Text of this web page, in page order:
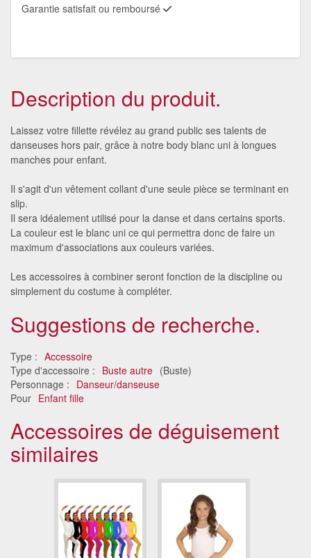
Garantie satisfait ou remboursé
Description du produit.
Laissez votre fillette révélez au grand public ses talents de
danseuses hors pair, grâce à notre body blanc uni à longues
manches pour enfant.
Il s'agit d'un vêtement collant d'une seule pièce se terminant en
slip.
Il sera idéalement utilisé pour la danse et dans certains sports.
La couleur est le blanc uni ce qui permettra donc de faire un
maximum d'associations aux couleurs variées.
Les accessoires à combiner seront fonction de la discipline ou
simplement du costume à compléter.
Suggestions de recherche.
Type : Accessoire
Type d'accessoire : Buste autre (Buste)
Personnage : Danseur/danseuse
Pour Enfant fille
Accessoires de déguisement
similaires